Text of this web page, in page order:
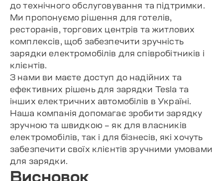
до технічного обслуговування та підтримки.
Ми пропонуємо рішення для готелів,
ресторанів, торгових центрів та житлових
комплексів, щоб забезпечити зручність
зарядки електромобілів для співробітників і
клієнтів.
З нами ви маєте доступ до надійних та
ефективних рішень для зарядки Tesla та
інших електричних автомобілів в Україні.
Наша компанія допомагає зробити зарядку
зручною та швидкою – як для власників
електромобілів, так і для бізнесів, які хочуть
забезпечити своїх клієнтів зручними умовами
для зарядки.
Висновок